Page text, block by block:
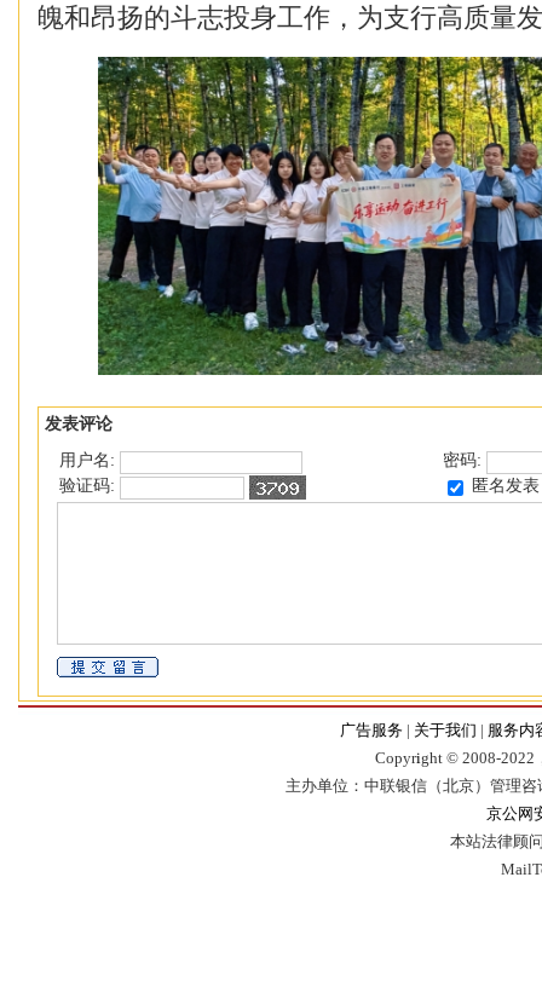
魄和昂扬的斗志投身工作，为支行高质量
发表评论
用户名:
密码:
验证码:
匿名发表
广告服务 | 关于我们 | 服务内
Copyright © 2008-2022
主办单位：中联银信（北京）管理
京公网
本站法律顾